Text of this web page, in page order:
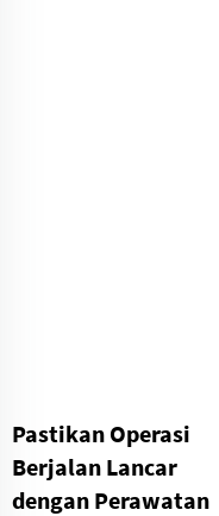
Pastikan Operasi
Berjalan Lancar
dengan Perawatan